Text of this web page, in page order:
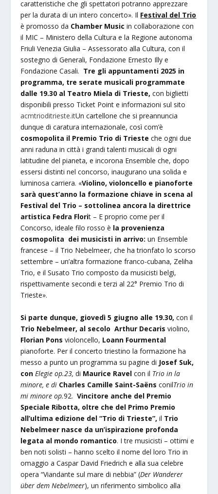
caratteristiche che gli spettatori potranno apprezzare
per la durata di un intero concerto». Il Festival del Trio
è promosso da Chamber Music in collaborazione con
il MIC – Ministero della Cultura e la Regione autonoma
Friuli Venezia Giulia – Assessorato alla Cultura, con il
sostegno di Generali, Fondazione Ernesto Illy e
Fondazione Casali. Tre gli appuntamenti 2025 in
programma, tre serate musicali programmate
dalle 19.30 al Teatro Miela di Trieste, con biglietti
disponibili presso Ticket Point e informazioni sul sito
acmtrioditrieste.itUn cartellone che si preannuncia
dunque di caratura internazionale, così com’è
cosmopolita il Premio Trio di Trieste che ogni due
anni raduna in città i grandi talenti musicali di ogni
latitudine del pianeta, e incorona Ensemble che, dopo
essersi distinti nel concorso, inaugurano una solida e
luminosa carriera. «Violino, violoncello e pianoforte
sarà quest’anno la formazione chiave in scena al
Festival del Trio – sottolinea ancora la direttrice
artistica Fedra Florit – E proprio come per il
Concorso, ideale filo rosso è la provenienza
cosmopolita dei musicisti in arrivo: un Ensemble
francese – il Trio Nebelmeer, che ha trionfato lo scorso
settembre – un’altra formazione franco-cubana, Zeliha
Trio, e il Susato Trio composto da musicisti belgi,
rispettivamente secondi e terzi al 22° Premio Trio di
Trieste».
Si parte dunque, giovedì 5 giugno alle 19.30, con il
Trio Nebelmeer, al secolo Arthur Decaris violino,
Florian Pons violoncello, Loann Fourmental
pianoforte. Per il concerto triestino la formazione ha
messo a punto un programma su pagine di Josef Suk,
conElegie op.23, di Maurice Ravel con il Trio in la
minore, e di Charles Camille Saint-SaënsconilTrio in
mi minore op.92.Vincitore anche del Premio
Speciale Ribotta, oltre che del Primo Premio
all’ultima edizione del “Trio di Trieste”,il Trio
Nebelmeer nasce da un’ispirazione profonda
legata al mondo romantico. I tre musicisti – ottimi e
ben noti solisti – hanno scelto il nome del loro Trio in
omaggio a Caspar David Friedrich e alla sua celebre
opera “Viandante sul mare di nebbia” (Der Wanderer
über dem Nebelmeer), un riferimento simbolico alla